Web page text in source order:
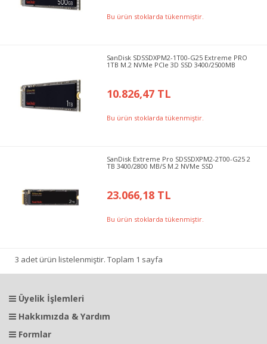
Bu ürün stoklarda tükenmiştir.
SanDisk SDSSDXPM2-1T00-G25 Extreme PRO
1TB M.2 NVMe PCIe 3D SSD 3400/2500MB
10.826,47 TL
Bu ürün stoklarda tükenmiştir.
SanDisk Extreme Pro SDSSDXPM2-2T00-G25 2
TB 3400/2800 MB/S M.2 NVMe SSD
23.066,18 TL
Bu ürün stoklarda tükenmiştir.
3 adet ürün listelenmiştir. Toplam 1 sayfa
Üyelik İşlemleri
Hakkımızda & Yardım
Formlar